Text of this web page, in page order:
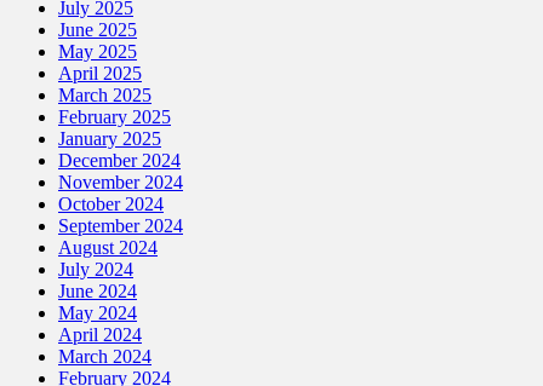
July 2025
June 2025
May 2025
April 2025
March 2025
February 2025
January 2025
December 2024
November 2024
October 2024
September 2024
August 2024
July 2024
June 2024
May 2024
April 2024
March 2024
February 2024